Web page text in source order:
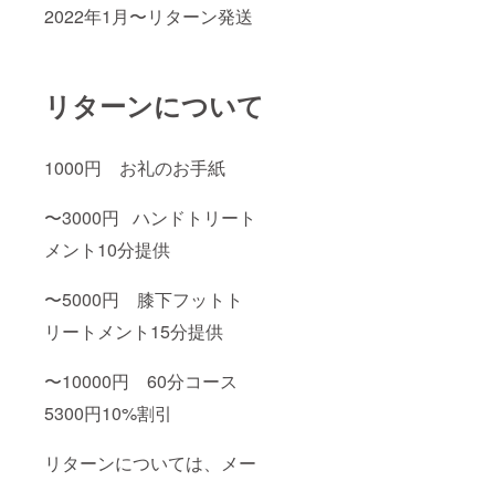
2022年1月〜リターン発送
リターンについて
1000円 お礼のお手紙
〜3000円 ハンドトリート
メント10分提供
〜5000円 膝下フットト
リートメント15分提供
〜10000円 60分コース
5300円10%割引
リターンについては、メー